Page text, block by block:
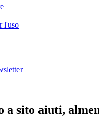
l'uso
a sito aiuti,